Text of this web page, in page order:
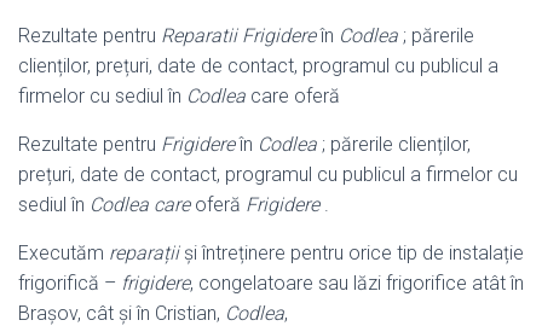
Rezultate pentru Reparatii Frigidereîn Codlea ; părerile
clienților, prețuri, date de contact, programul cu publicul a
firmelor cu sediul în Codlea care oferă
Rezultate pentru Frigidereîn Codlea ; părerile clienților,
prețuri, date de contact, programul cu publicul a firmelor cu
sediul în Codlea careoferă Frigidere.
Executăm reparațiiși întreținere pentru orice tip de instalație
frigorifică – frigidere, congelatoare sau lăzi frigorifice atât în
Brașov, cât și în Cristian, Codlea,